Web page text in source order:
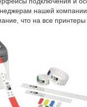
нашей
что на все принтеры